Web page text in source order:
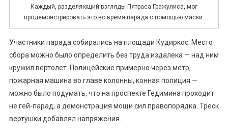
Каждый, разделяющий взгляды Пятраса Гражулиса, мог
продемонстрировать это во время парада с помощью маски.
Участники парада собирались на площади Кудиркос. Место
сбора можно было определить без труда издалека — над ним
кружил вертолет. Полицейские примерно через метр,
пожарная машина во главе колонны, конная полиция —
можно было подумать, что на проспекте Гедимина проходит
не гей-парад, а демонстрация мощи сил правопорядка. Треск
вертушки добавлял напряжения.